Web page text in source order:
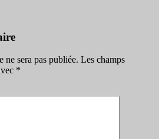
ne sera pas publiée. Les champs
*